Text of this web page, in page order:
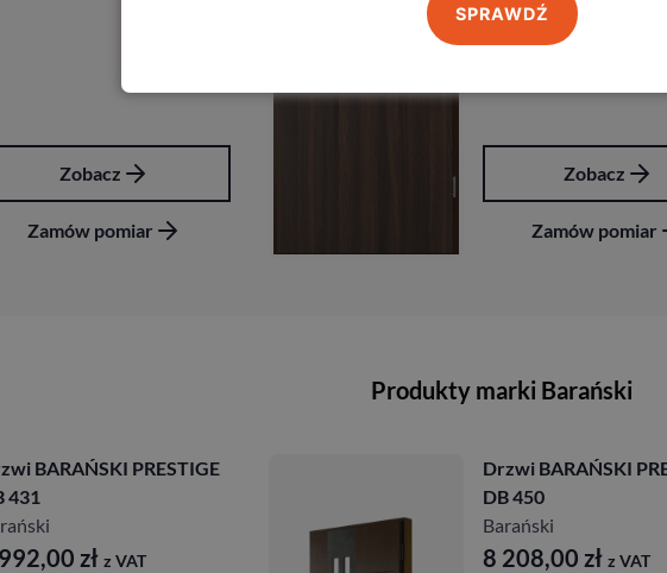
Zobacz
Zamów pomiar
Produkty marki Barański
BARAŃSKI PRESTIGE
431
zł z VAT
Drzwi BARAŃSKI
DB 450
Barański
8 208,00 zł z VAT
SPRAWDŹ